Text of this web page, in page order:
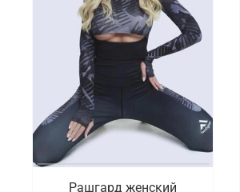
Рашгард женский